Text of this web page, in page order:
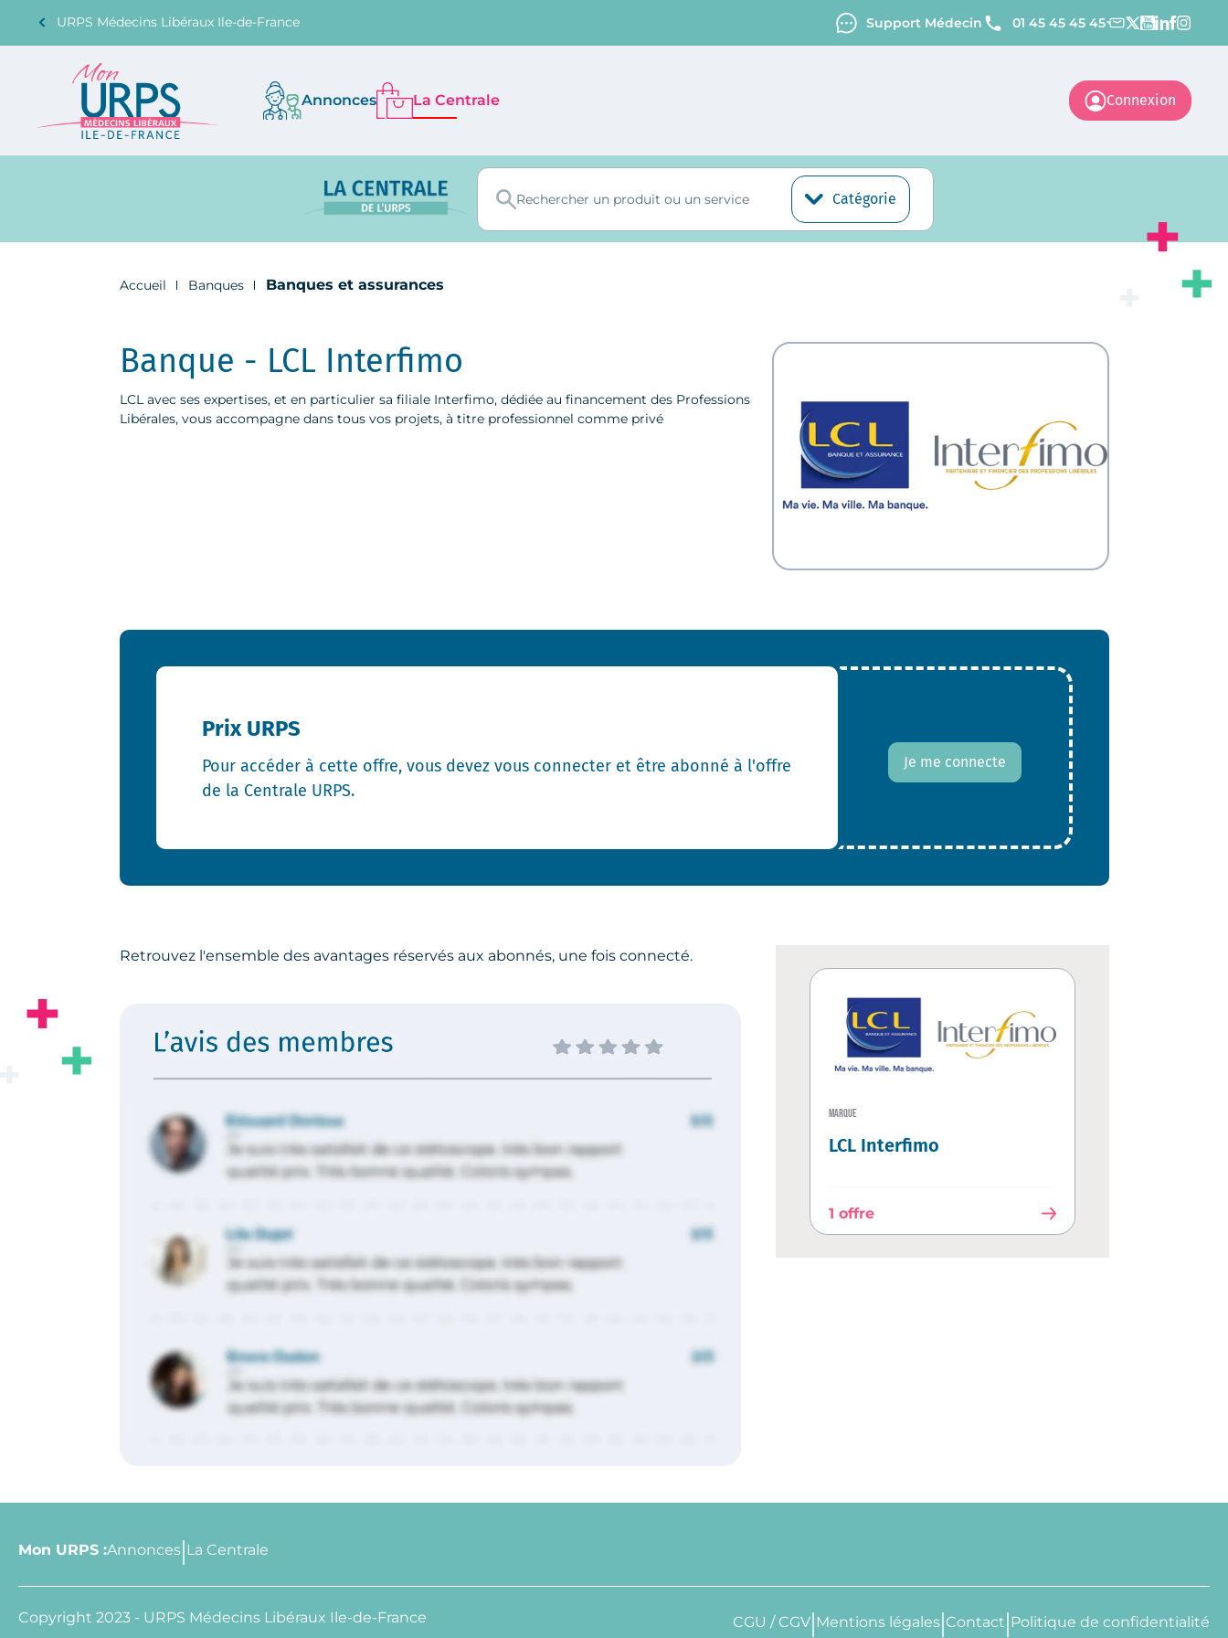
URPS Médecins Libéraux Ile-de-France Support Médecin 01 45 45 45 45
Annonces La Centrale Connexion
Catégorie
Accueil Banques Banques et assurances
Banque - LCL Interfimo
LCL avec ses expertises, et en particulier sa filiale Interfimo, dédiée au financement des Professions
Libérales, vous accompagne dans tous vos projets, à titre professionnel comme privé
Prix URPS
Pour accéder à cette offre, vous devez vous connecter et être abonné à l'offre
de la Centrale URPS.
Je me connecte
Retrouvez l'ensemble des avantages réservés aux abonnés, une fois connecté.
MARQUE
LCL Interfimo
1 offre
Mon URPS :Annonces La Centrale
Copyright 2023 - URPS Médecins Libéraux Ile-de-France CGU / CGV Mentions légales Contact Politique de confidentialité